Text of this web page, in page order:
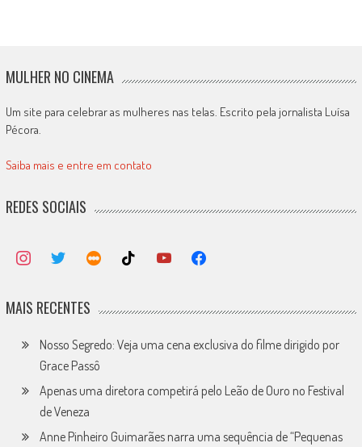
MULHER NO CINEMA
Um site para celebrar as mulheres nas telas. Escrito pela jornalista Luísa
Pécora.
Saiba mais e entre em contato
REDES SOCIAIS
MAIS RECENTES
Nosso Segredo: Veja uma cena exclusiva do filme dirigido por
Grace Passô
Apenas uma diretora competirá pelo Leão de Ouro no Festival
de Veneza
Anne Pinheiro Guimarães narra uma sequência de “Pequenas